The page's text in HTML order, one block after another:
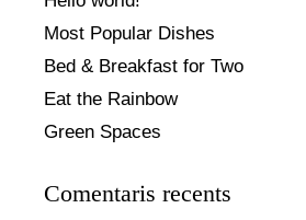
Most Popular Dishes
Bed & Breakfast for Two
Eat the Rainbow
Green Spaces
Comentaris recents